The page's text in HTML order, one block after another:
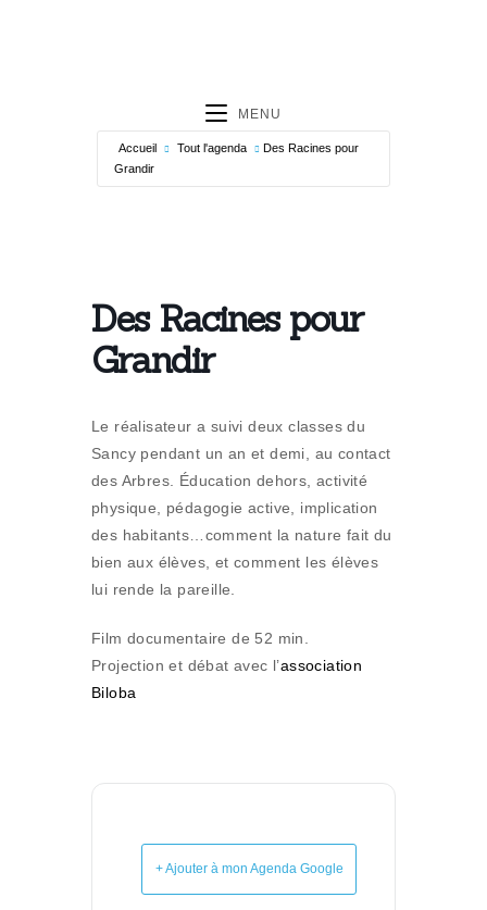
MENU
Accueil Tout l'agenda
Des Racines pour
Grandir
Des Racines pour
Grandir
Le réalisateur a suivi deux classes du
Sancy pendant un an et demi, au contact
des Arbres. Éducation dehors, activité
physique, pédagogie active, implication
des habitants…comment la nature fait du
bien aux élèves, et comment les élèves
lui rende la pareille.
Film documentaire de 52 min.
Projection et débat avec l’association
Biloba
+ Ajouter à mon Agenda Google